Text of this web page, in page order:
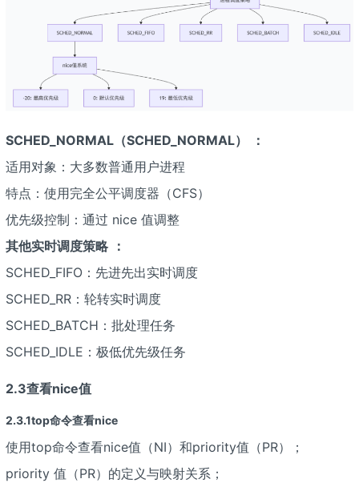
SCHED_NORMAL（SCHED_NORMAL）
：
适用对象：大多数普通用户进程
特点：使用完全公平调度器（CFS）
优先级控制：通过 nice 值调整
其他实时调度策略
：
SCHED_FIFO：先进先出实时调度
SCHED_RR：轮转实时调度
SCHED_BATCH：批处理任务
SCHED_IDLE：极低优先级任务
2.3查看nice值
2.3.1top命令查看nice
使用top命令查看nice值（NI）和priority值（PR）；
priority 值（PR）的定义与映射关系；